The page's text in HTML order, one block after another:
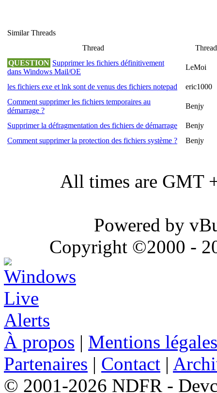
Similar Threads
Thread
QUESTION Supprimer les fichiers définitivement
dans Windows Mail/OE
LeMoi
les fichiers exe et lnk sont de venus des fichiers notepad
eric1000
Comment supprimer les fichiers temporaires au
démarrage ?
Benjy
Supprimer la défragmentation des fichiers de démarrage
Benjy
Comment supprimer la protection des fichiers système ?
Benjy
All times are GMT
Powered by
Copyright ©2000 -
À propos | Mentions légales
Partenaires | Contact |
© 2001-2026 NDFR -